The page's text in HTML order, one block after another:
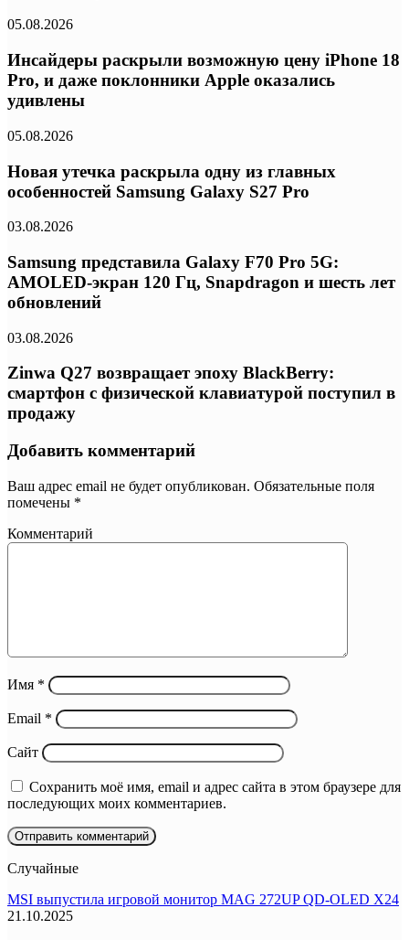
05.08.2026
Инсайдеры раскрыли возможную цену iPhone 18
Pro, и даже поклонники Apple оказались
удивлены
05.08.2026
Новая утечка раскрыла одну из главных
особенностей Samsung Galaxy S27 Pro
03.08.2026
Samsung представила Galaxy F70 Pro 5G:
AMOLED-экран 120 Гц, Snapdragon и шесть лет
обновлений
03.08.2026
Zinwa Q27 возвращает эпоху BlackBerry:
смартфон с физической клавиатурой поступил в
продажу
Добавить комментарий
Ваш адрес email не будет опубликован. Обязательные поля
помечены *
Комментарий
Имя *
Email *
Сайт
Сохранить моё имя, email и адрес сайта в этом браузере для
последующих моих комментариев.
Случайные
MSI выпустила игровой монитор MAG 272UP QD-OLED X24
21.10.2025